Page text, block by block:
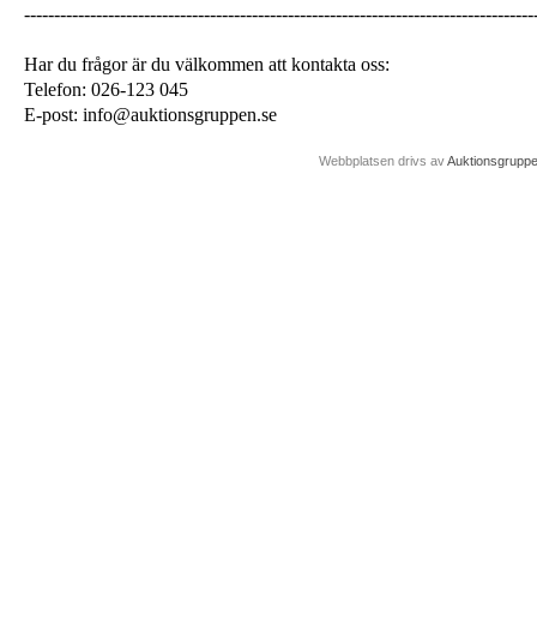
Har du frågor är du välkommen att kontakta oss:
Telefon: 026-123 045
E-post: info@auktionsgruppen.se
Webbplatsen drivs av